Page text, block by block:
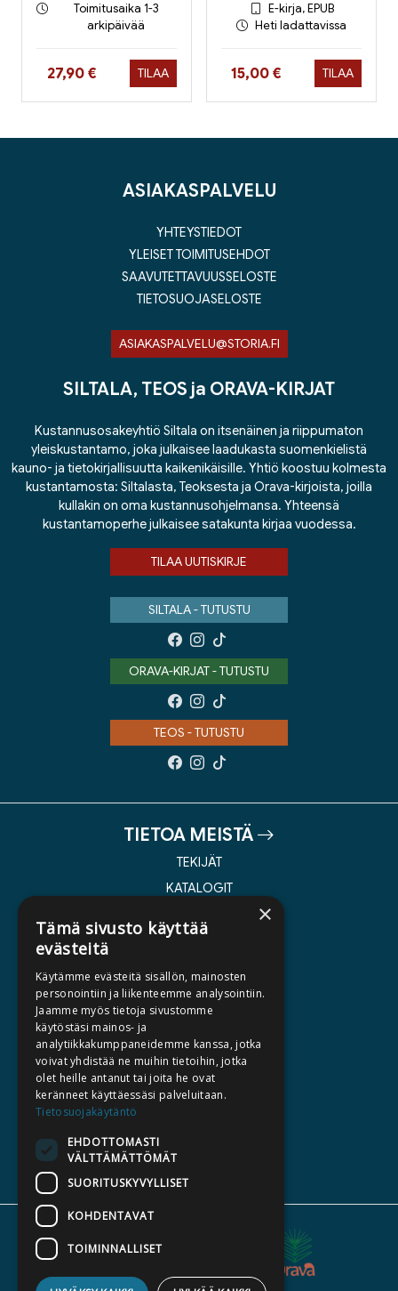
Toimitusaika 1-3
arkipäivää
Hinta nyt
27,90 € TILAA
E-kirja, EPUB
Heti ladattavissa
Hinta nyt
15,00 € TILAA
ASIAKASPALVELU
YHTEYSTIEDOT
YLEISET TOIMITUSEHDOT
SAAVUTETTAVUUSSELOSTE
TIETOSUOJASELOSTE
ASIAKASPALVELU@STORIA.FI
SILTALA, TEOS ja ORAVA-KIRJAT
Kustannusosakeyhtiö Siltala on itsenäinen ja riippumaton
yleiskustantamo, joka julkaisee laadukasta suomenkielistä
kauno- ja tietokirjallisuutta kaikenikäisille. Yhtiö koostuu kolmesta
kustantamosta: Siltalasta, Teoksesta ja Orava-kirjoista, joilla
kullakin on oma kustannusohjelmansa. Yhteensä
kustantamoperhe julkaisee satakunta kirjaa vuodessa.
TILAA UUTISKIRJE
SILTALA - TUTUSTU
ORAVA-KIRJAT - TUTUSTU
TEOS - TUTUSTU
TIETOA MEISTÄ
TEKIJÄT
KATALOGIT
KIRJA TILAUSTYÖNÄ
MEDIALLE
LASKUTUSOSOITTEET
SILTALA.FI
ENNAKKOTILATTAVAT
LAHJAKORTTI
×
Tämä sivusto käyttää
evästeitä
Käytämme evästeitä sisällön, mainosten
personointiin ja liikenteemme analysointiin.
Jaamme myös tietoja sivustomme
käytöstäsi mainos- ja
analytiikkakumppaneidemme kanssa, jotka
voivat yhdistää ne muihin tietoihin, jotka
olet heille antanut tai joita he ovat
keränneet käyttäessäsi palveluitaan.
Tietosuojakäytäntö
EHDOTTOMASTI
VÄLTTÄMÄTTÖMÄT
SUORITUSKYVYLLISET
KOHDENTAVAT
TOIMINNALLISET